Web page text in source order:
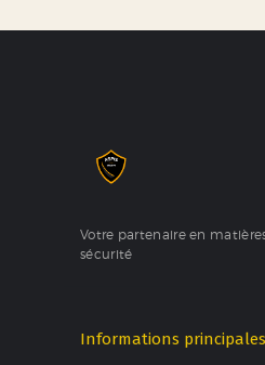
Votre partenaire en
sécurité
Informations principales